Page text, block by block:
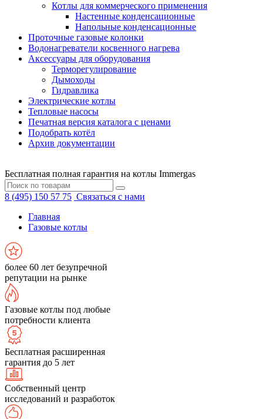
Котлы для коммерческого применения
Настенные конденсационные
Напольные конденсационные
Проточные газовые колонки
Водонагреватели косвенного нагрева
Аксессуары для оборудования
Терморегулирование
Дымоходы
Гидравлика
Электрические котлы
Тепловые насосы
Печатная версия каталога с ценами
Подобрать котёл
Архив документации
Бесплатная полная гарантия на котлы Immergas
8 (495) 150 57 75 Связаться с нами
Главная
Газовые котлы
более 60 лет безупречной
репутации на рынке
Газовые котлы под любые
потребности клиента
Бесплатная расширенная
гарантия до 5 лет
Собственный центр
исследований и разработок